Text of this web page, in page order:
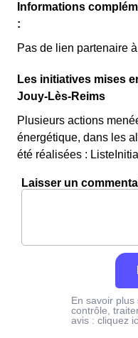
Informations
:
Pas de lien partenaire
Les initiatives mises
Jouy-Lès-Reims
Plusieurs actions
énergétique, dans les
été réalisées :
Laisser un
En savoir
contrôle,
avis : cliquez